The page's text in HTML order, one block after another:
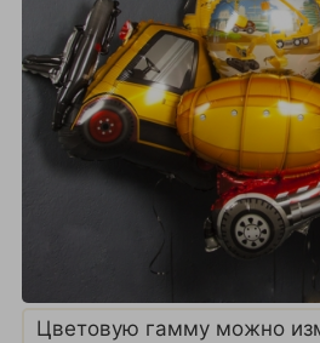
Цветовую гамму можно